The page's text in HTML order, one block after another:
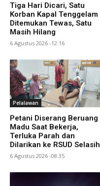
Tiga Hari Dicari, Satu
Korban Kapal Tenggelam
Ditemukan Tewas, Satu
Masih Hilang
6 Agustus 2026 -12:16
Pelalawan
Petani Diserang Beruang
Madu Saat Bekerja,
Terluka Parah dan
Dilarikan ke RSUD Selasih
6 Agustus 2026 -08:35